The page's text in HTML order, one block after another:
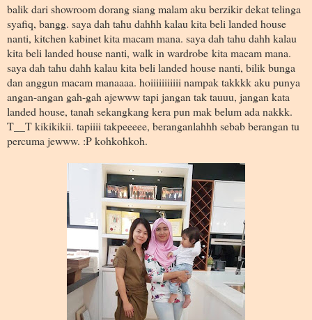
balik dari showroom dorang siang malam aku berzikir dekat telinga
syafiq, bangg. saya dah tahu dahhh kalau kita beli landed house
nanti, kitchen kabinet kita macam mana. saya dah tahu dahh kalau
kita beli landed house nanti, walk in wardrobe kita macam mana.
saya dah tahu dahh kalau kita beli landed house nanti, bilik bunga
dan anggun macam manaaaa. hoiiiiiiiiiii nampak takkkk aku punya
angan-angan gah-gah ajewww tapi jangan tak tauuu, jangan kata
landed house, tanah sekangkang kera pun mak belum ada nakkk.
T__T kikikikii. tapiiii takpeeeee, beranganlahhh sebab berangan tu
percuma jewww. :P kohkohkoh.